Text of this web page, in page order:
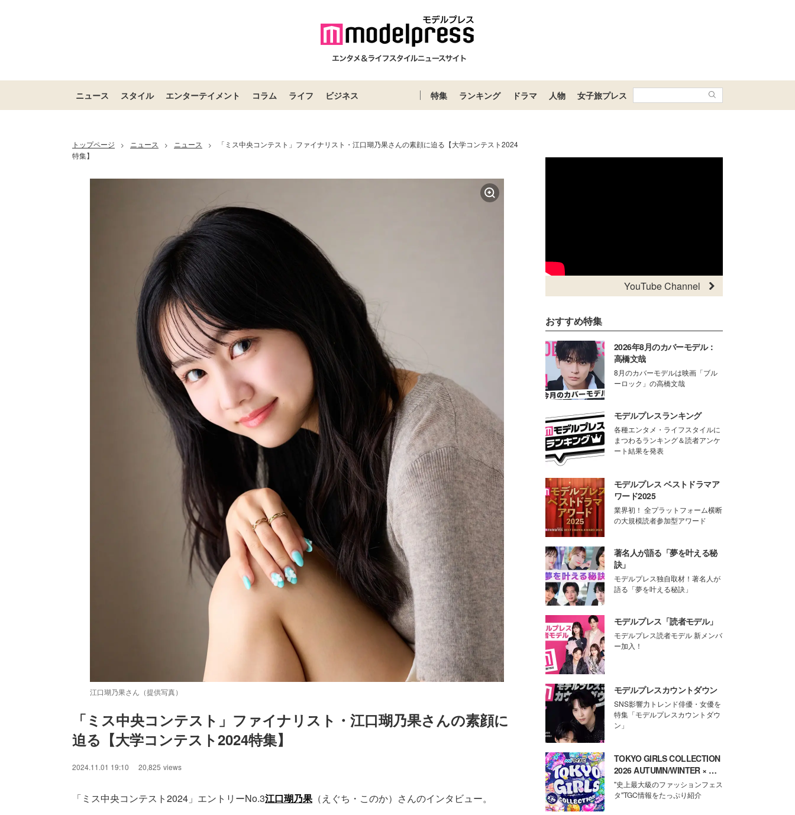
ニュース スタイル エンターテイメント コラム ライフ ビジネス 特集 ランキング ドラマ 人物 女子旅プレス
トップページ > ニュース > ニュース >
「ミス中央コンテスト」ファイナリスト・江口瑚乃果さんの素顔に迫る【大学コンテスト2024
特集】
江口瑚乃果さん（提供写真）
Unmute /Loaded
48.74%
「ミス中央コンテスト」ファイナリスト・江口瑚乃果さんの素顔に
迫る【大学コンテスト2024特集】
2024.11.01 19:10 20,825 views
「ミス中央コンテスト2024」エントリーNo.3江口瑚乃果（えぐち・このか）さんのインタビュー。
YouTube Channel
おすすめ特集
2026年8月のカバーモデル：
高橋文哉
8月のカバーモデルは映画「ブル
ーロック」の高橋文哉
モデルプレスランキング
各種エンタメ・ライフスタイルに
まつわるランキング＆読者アンケ
ート結果を発表
モデルプレス ベストドラマア
ワード2025
業界初！ 全プラットフォーム横断
の大規模読者参加型アワード
著名人が語る「夢を叶える秘
訣」
モデルプレス独自取材！著名人が
語る「夢を叶える秘訣」
モデルプレス「読者モデル」
モデルプレス読者モデル 新メンバ
ー加入！
モデルプレスカウントダウン
SNS影響力トレンド俳優・女優を
特集「モデルプレスカウントダウ
ン」
TOKYO GIRLS COLLECTION
2026 AUTUMN/WINTER × モ
デルプレス
"史上最大級のファッションフェス
タ"TGC情報をたっぷり紹介